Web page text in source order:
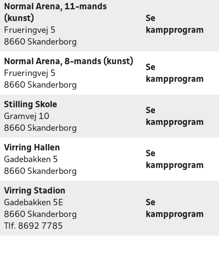
Normal Arena, 11-mands
(kunst)
Frueringvej 5
8660 Skanderborg
Se
kampprogram
Normal Arena, 8-mands (kunst)
Frueringvej 5
8660 Skanderborg
Se
kampprogram
Stilling Skole
Gramvej 10
8660 Skanderborg
Se
kampprogram
Virring Hallen
Gadebakken 5
8660 Skanderborg
Se
kampprogram
Virring Stadion
Gadebakken 5E
8660 Skanderborg
Tlf. 8692 7785
Se
kampprogram